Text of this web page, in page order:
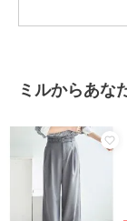
サイズ誤差が生じ
画像の色が実物と
※染色・加工条件に
ございます。品質
ミルからあな